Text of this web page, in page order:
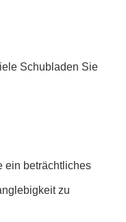
Schubladen Sie
ein beträchtliches
zu